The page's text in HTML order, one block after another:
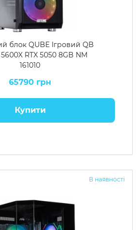
блок QUBE Ігровий QB
RTX 5050 8GB NM
161010
65790 грн
Купити
В наявності